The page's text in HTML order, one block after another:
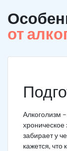
от
Алкоголизм
хроническое
забирает у
кажется, что